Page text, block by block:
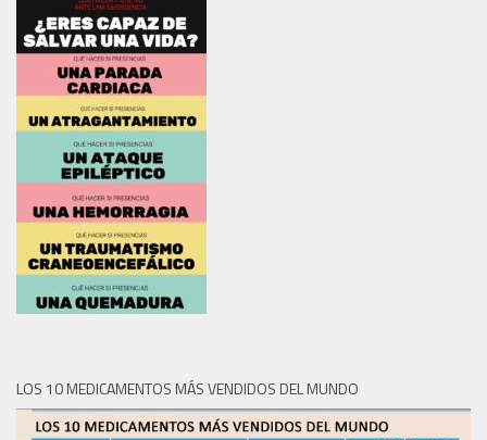
LOS 10 MEDICAMENTOS MÁS VENDIDOS DEL MUNDO